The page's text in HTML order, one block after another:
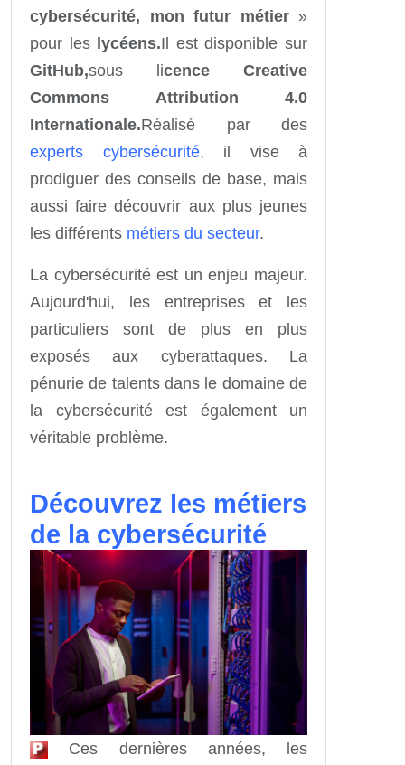
cybersécurité, mon futur métier»
pour les lycéens.Il est disponible sur
GitHub,sous licence Creative
Commons Attribution 4.0
Internationale.Réalisé par des
experts cybersécurité, il vise à
prodiguer des conseils de base, mais
aussi faire découvrir aux plus jeunes
les différents métiers du secteur.
La cybersécurité est un enjeu majeur.
Aujourd'hui, les entreprises et les
particuliers sont de plus en plus
exposés aux cyberattaques. La
pénurie de talents dans le domaine de
la cybersécurité est également un
véritable problème.
Découvrez les métiers
de la cybersécurité
Ces dernières années, les